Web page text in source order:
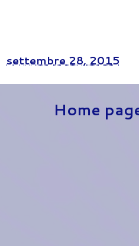
settembre 28, 2015
Home